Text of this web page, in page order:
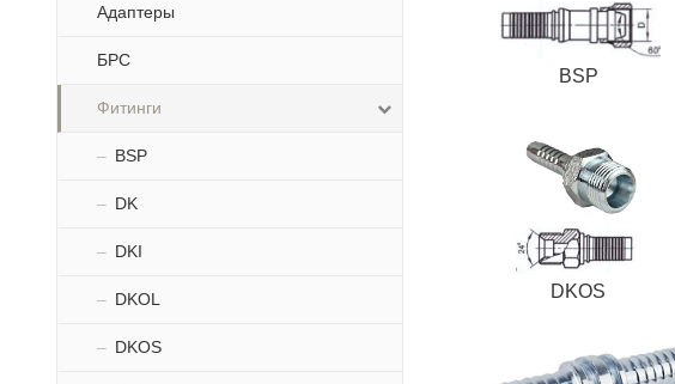
Адаптеры
БРС
Фитинги
BSP
DK
DKI
DKOL
DKOS
BSP
DKOS